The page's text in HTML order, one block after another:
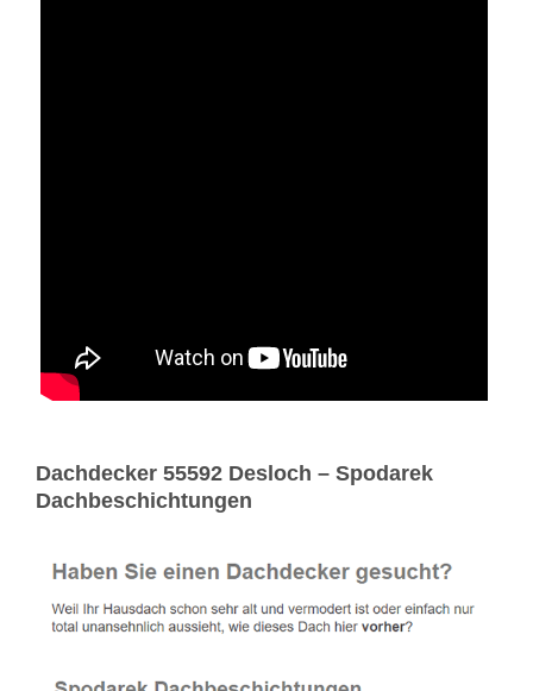
Dachdecker 55592 Desloch – Spodarek
Dachbeschichtungen